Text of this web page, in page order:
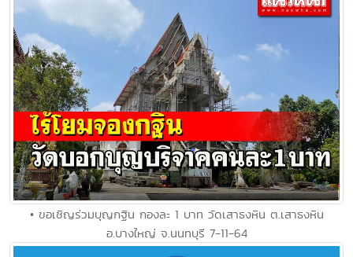
• ขอเชิญร่วมบุญกฐิน กองละ 1 บาท วัดเสาธงหิน ต.เสาธงหิน
อ.บางใหญ่ จ.นนทบุรี 7-11-64